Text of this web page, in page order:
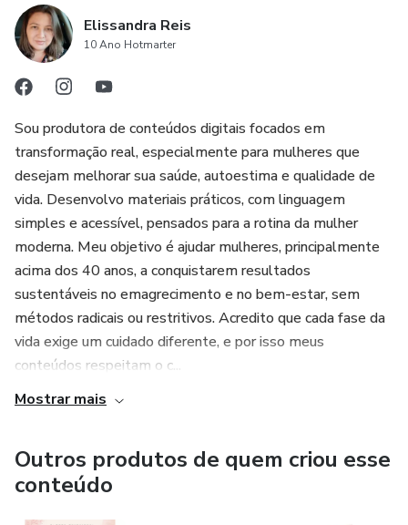
Elissandra Reis
10 Ano Hotmarter
Sou produtora de conteúdos digitais focados em
transformação real, especialmente para mulheres que
desejam melhorar sua saúde, autoestima e qualidade de
vida. Desenvolvo materiais práticos, com linguagem
simples e acessível, pensados para a rotina da mulher
moderna. Meu objetivo é ajudar mulheres, principalmente
acima dos 40 anos, a conquistarem resultados
sustentáveis no emagrecimento e no bem-estar, sem
métodos radicais ou restritivos. Acredito que cada fase da
vida exige um cuidado diferente, e por isso meus
conteúdos respeitam o c...
Mostrar mais
Outros produtos de quem criou esse
conteúdo